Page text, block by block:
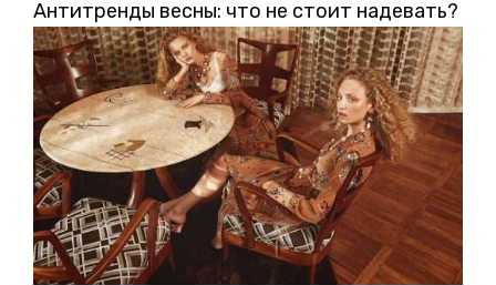
Антитренды весны: что не стоит надевать?